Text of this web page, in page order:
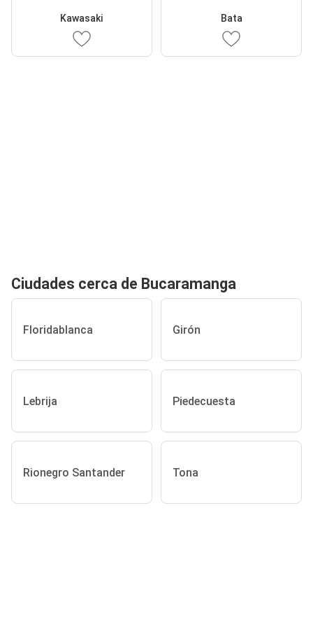
Kawasaki Bata
Ciudades cerca de Bucaramanga
Floridablanca Girón
Lebrija Piedecuesta
Rionegro Santander Tona